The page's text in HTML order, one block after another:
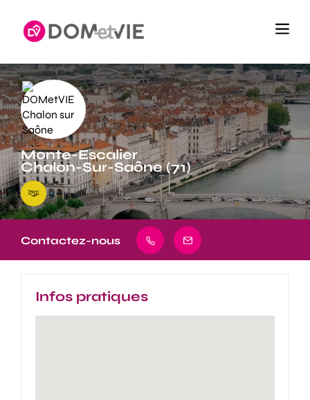
Monte-Escalier
Chalon-Sur-Saône (71)
Contactez-nous
Infos pratiques